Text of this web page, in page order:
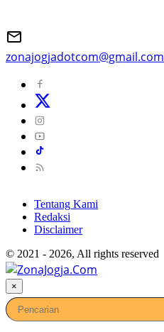
zonajogjadotcom@gmail.com
Tentang Kami
Redaksi
Disclaimer
© 2021 - 2026, All rights reserved
×